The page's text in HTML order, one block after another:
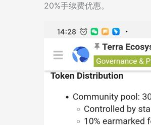
20%手续费优惠。